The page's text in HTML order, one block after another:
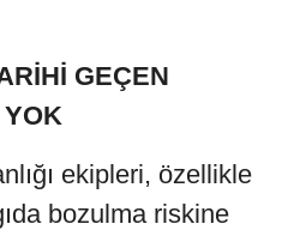
GEÇEN
ekipleri, özellikle
bozulma riskine